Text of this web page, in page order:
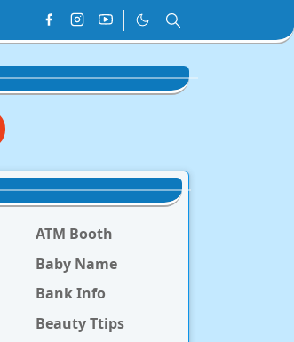
ATM Booth
Baby Name
Bank Info
Beauty Ttips